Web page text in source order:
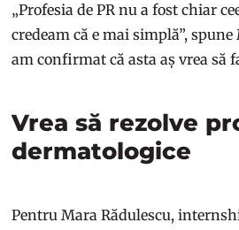
„Profesia de PR nu a fost chiar
credeam că e mai simplă”,
am confirmat că asta aș vrea să
Vrea să rezolve
dermatologice
Pentru Mara Rădulescu,